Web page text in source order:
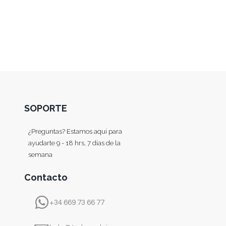
SOPORTE
¿Preguntas? Estamos aquí para
ayudarte 9 - 18 hrs, 7 días de la
semana
Contacto
+34 669 73 66 77